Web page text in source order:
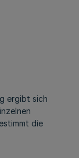
ergibt sich
die